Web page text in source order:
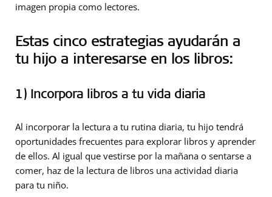
imagen propia como lectores.
Estas cinco estrategias ayudarán a
tu hijo a interesarse en los libros:
1) Incorpora libros a tu vida diaria
Al incorporar la lectura a tu rutina diaria, tu hijo tendrá
oportunidades frecuentes para explorar libros y aprender
de ellos. Al igual que vestirse por la mañana o sentarse a
comer, haz de la lectura de libros una actividad diaria
para tu niño.